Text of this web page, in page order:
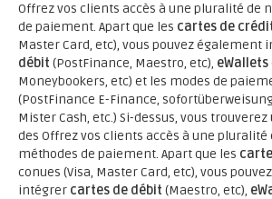
Offrez vos clients accès à une pluralité de
de paiement. Apart que les cartes de
Master Card, etc), vous pouvez également
débit (PostFinance, Maestro, etc), eWallets
Moneybookers, etc) et les modes de
(PostFinance E-Finance,
Mister Cash, etc.) Si-dessus, vous
des Offrez vos clients accès à une pluralité
méthodes de paiement. Apart que les
conues (Visa, Master Card, etc), vous
intégrer cartes de débit (Maestro, etc),